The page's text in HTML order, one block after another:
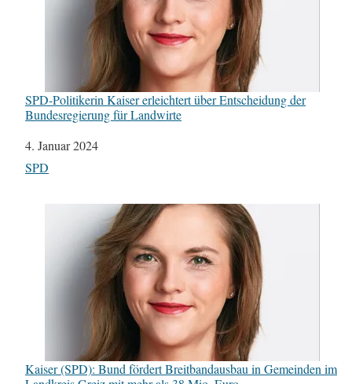
SPD-Politikerin Kaiser erleichtert über Entscheidung der
Bundesregierung für Landwirte
Datum
4. Januar 2024
In Bezug auf
SPD
Kaiser (SPD): Bund fördert Breitbandausbau in Gemeinden im